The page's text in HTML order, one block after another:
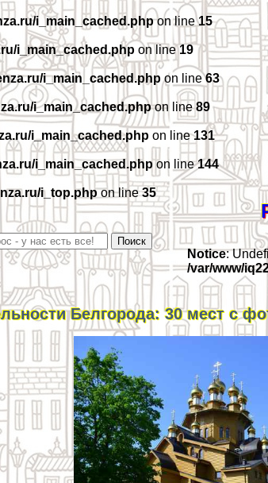
i_main_cached.phpon line15
i_main_cached.php on line19
i_main_cached.phpon line63
i_main_cached.phpon line89
i_main_cached.php on line131
i_main_cached.phpon line144
i_top.phpon line35
Notice:
/var/www/
Белгорода: 30 мест с